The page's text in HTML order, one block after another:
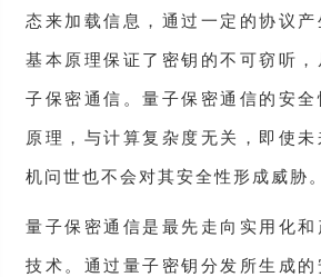
态来加载信息，通过一定的协议
基本原理保证了密钥的不可窃听
子保密通信。量子保密通信的安
原理，与计算复杂度无关，即使
机问世也不会对其安全性形成威胁。
量子保密通信是最先走向实用化和
技术。通过量子密钥分发所生成